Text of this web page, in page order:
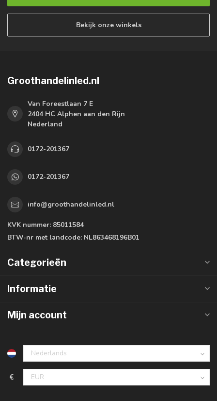
Bekijk onze winkels
Groothandelinled.nl
Van Foreestlaan 7 E
2404 HC Alphen aan den Rijn
Nederland
0172-201367
0172-201367
info@groothandelinled.nl
KVK nummer: 85011584
BTW-nr met landcode: NL863468196B01
Categorieën
Informatie
Mijn account
€